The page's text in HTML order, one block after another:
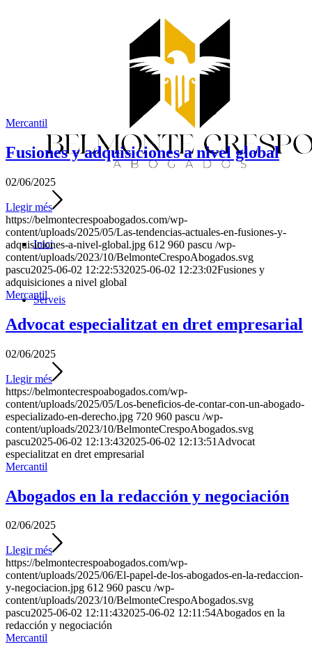
Inici
Serveis
Mercantil
Fusiones y adquisiciones a nivel global
02/06/2025
Llegir més
https://belmontecrespoabogados.com/wp-
content/uploads/2025/05/Las-tendencias-actuales-en-fusiones-y-
adquisiciones-a-nivel-global.jpg 612 960 pascu /wp-
content/uploads/2023/10/BelmonteCrespoAbogados.svg
pascu2025-06-02 12:22:532025-06-02 12:23:02Fusiones y
adquisiciones a nivel global
Mercantil
Advocat especialitzat en dret empresarial
02/06/2025
Llegir més
https://belmontecrespoabogados.com/wp-
content/uploads/2025/05/Los-beneficios-de-contar-con-un-abogado-
especializado-en-derecho.jpg 720 960 pascu /wp-
content/uploads/2023/10/BelmonteCrespoAbogados.svg
pascu2025-06-02 12:13:432025-06-02 12:13:51 Advocat
especialitzat en dret empresarial
Mercantil
Abogados en la redacción y negociación
02/06/2025
Llegir més
https://belmontecrespoabogados.com/wp-
content/uploads/2025/06/El-papel-de-los-abogados-en-la-redaccion-
y-negociacion.jpg 612 960 pascu /wp-
content/uploads/2023/10/BelmonteCrespoAbogados.svg
pascu2025-06-02 12:11:432025-06-02 12:11:54Abogados en la
redacción y negociación
Mercantil